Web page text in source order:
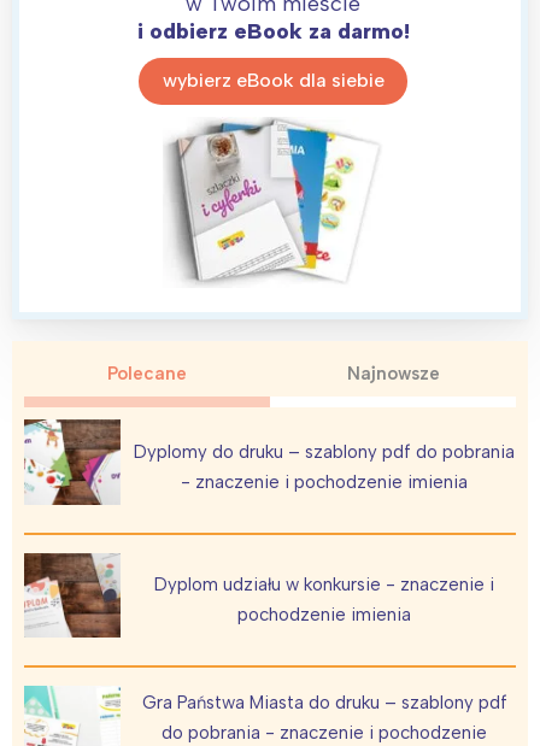
i odbierz eBook za darmo!
wybierz eBook dla siebie
Polecane Najnowsze
Dyplomy do druku – szablony pdf do pobrania
- znaczenie i pochodzenie imienia
Dyplom udziału w konkursie - znaczenie i
pochodzenie imienia
Gra Państwa Miasta do druku – szablony pdf
do pobrania - znaczenie i pochodzenie
Warszawa
Łódź
Trójmiasto
Śląsk
Kraków
Południe
Północ
Wszystkie
Wybieram